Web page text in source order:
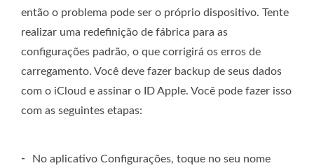
então o problema pode ser o próprio dispositivo. Tente
realizar uma redefinição de fábrica para as
configurações padrão, o que corrigirá os erros de
carregamento. Você deve fazer backup de seus dados
com o iCloud e assinar o ID Apple. Você pode fazer isso
com as seguintes etapas:
-
No aplicativo Configurações, toque no seu nome